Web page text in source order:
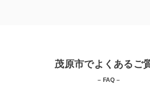
茂原市でよくあるご
– FAQ –